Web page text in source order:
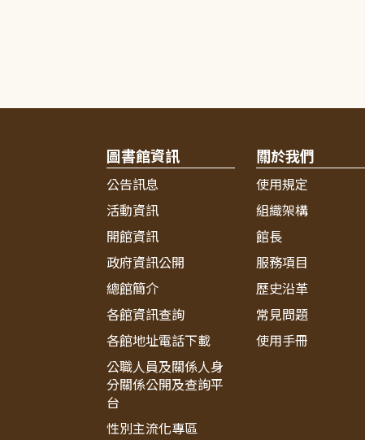
圖書館資訊
公告訊息
活動資訊
開館資訊
政府資訊公開
總館簡介
各館資訊查詢
各館地址電話下載
公職人員及關係人身
分關係公開及查詢平
台
性別主流化專區
關於我們
使用規定
組織架構
館長
服務項目
歷史沿革
常見問題
使用手冊